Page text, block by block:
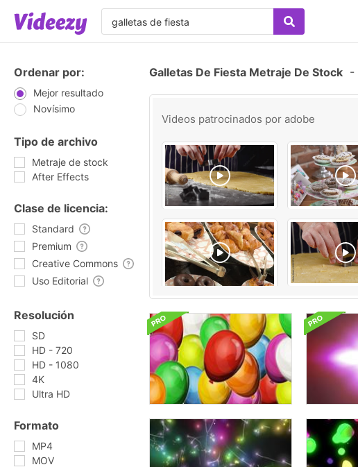
Ordenar por:
Mejor resultado
Novísimo
Tipo de archivo
Metraje de stock
After Effects
Clase de licencia:
Standard
Premium
Creative Commons
Uso Editorial
Resolución
SD
HD - 720
HD - 1080
4K
Ultra HD
Formato
MP4
MOV
Galletas De Fiesta Metraje De Stock -
Videos patrocinados por adobe